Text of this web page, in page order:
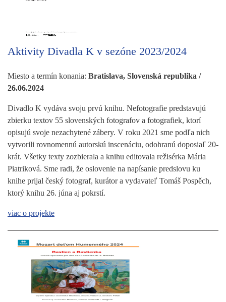
Aktivity Divadla K v sezóne 2023/2024
Miesto a termín konania: Bratislava, Slovenská republika /
26.06.2024
Divadlo K vydáva svoju prvú knihu. Nefotografie predstavujú
zbierku textov 55 slovenských fotografov a fotografiek, ktorí
opisujú svoje nezachytené zábery. V roku 2021 sme podľa nich
vytvorili rovnomennú autorskú inscenáciu, odohranú doposiaľ 20-
krát. Všetky texty zozbierala a knihu editovala režisérka Mária
Piatriková. Sme radi, že oslovenie na napísanie predslovu ku
knihe prijal český fotograf, kurátor a vydavateľ Tomáš Pospěch,
ktorý knihu 26. júna aj pokrstí.
viac o projekte